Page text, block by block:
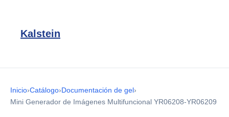
Kalstein
Inicio›Catálogo›Documentación de gel›
Mini Generador de Imágenes Multifuncional YR06208-YR06209